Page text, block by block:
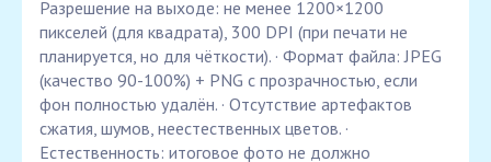
Разрешение на выходе: не менее 1200×1200
пикселей (для квадрата), 300 DPI (при печати не
планируется, но для чёткости). · Формат файла: JPEG
(качество 90-100%) + PNG с прозрачностью, если
фон полностью удалён. · Отсутствие артефактов
сжатия, шумов, неестественных цветов. ·
Естественность: итоговое фото не должно